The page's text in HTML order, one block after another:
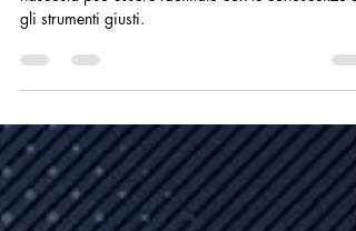
Fortunatamente, rilevare una perdita d'acqua
nascosta può essere facilitato con le conoscenze e